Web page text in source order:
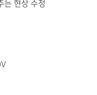
는 현상 수정